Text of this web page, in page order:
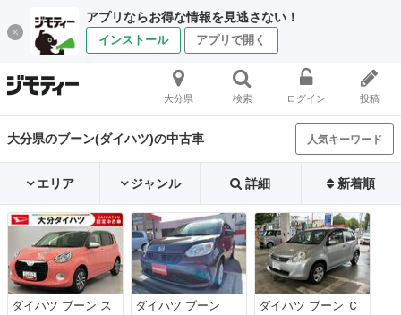
アプリならお得な情報を見逃さない！
インストール アプリで開く
大分県 検索 ログイン 投稿
大分県のブーン(ダイハツ)の中古車 人気キーワード
エリア ジャンル 詳細 新着順
ダイハツ ブーン ス
ダイハツ ブーン
ダイハツ ブーン Ｃ